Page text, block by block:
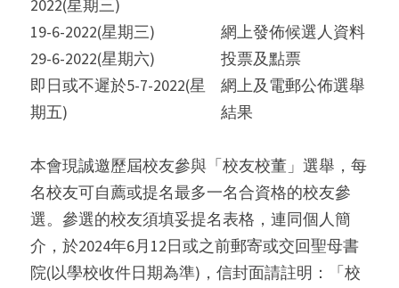
2022(星期三)
19-6-2022(星期三)
網上發佈候選人資料
29-6-2022(星期六)
投票及點票
即日或不遲於5-7-2022(星
期五)
網上及電郵公佈選舉
結果
本會現誠邀歷屆校友參與「校友校董」選舉，每
名校友可自薦或提名最多一名合資格的校友參
選。參選的校友須填妥提名表格，連同個人簡
介，於2024年6月12日或之前郵寄或交回聖母書
院(以學校收件日期為準)，信封面請註明：「校